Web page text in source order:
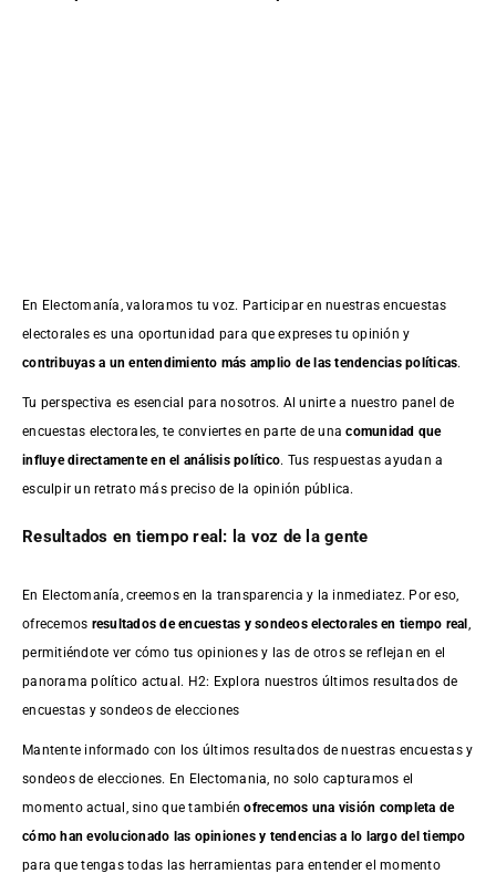
En Electomanía, valoramos tu voz. Participar en nuestras encuestas
electorales es una oportunidad para que expreses tu opinión y
contribuyas a un entendimiento más amplio de las tendencias políticas.
Tu perspectiva es esencial para nosotros. Al unirte a nuestro panel de
encuestas electorales, te conviertes en parte de unacomunidad que
influye directamente en el análisis político. Tus respuestas ayudan a
esculpir un retrato más preciso de la opinión pública.
Resultados en tiempo real: la voz de la gente
En Electomanía, creemos en la transparencia y la inmediatez. Por eso,
ofrecemos resultados deencuestas y sondeos electorales en tiempo real
permitiéndote ver cómo tus opiniones y las de otros se reflejan en el
panorama político actual. H2: Explora nuestros últimos resultados de
encuestas y sondeos de elecciones
Mantente informado con los últimos resultados de nuestras encuestasy
sondeos de elecciones. En Electomania, no solo capturamos el
momento actual, sino que tambiénofrecemos una visión completa de
cómo han evolucionado las opiniones y tendencias a lo largo del tiempo
para que tengas todas las herramientas para entender el momento